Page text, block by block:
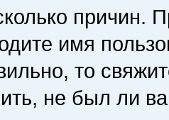
причин.
имя
то
не был ли